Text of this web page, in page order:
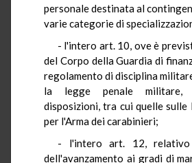
personale destinata al
varie categorie di
- l'intero art. 10, ove è
del Corpo della Guardia di
regolamento di disciplina
la legge penale militare,
disposizioni, tra cui quelle sulle
per l'Arma dei carabinieri;
- l'intero art. 12, relativo
dell'avanzamento ai gradi di